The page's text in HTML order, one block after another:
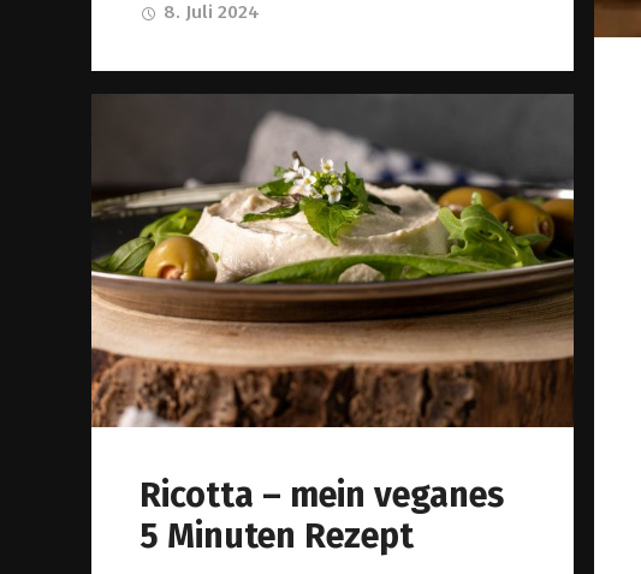
8. Juli 2024
Ricotta – mein veganes
5 Minuten Rezept